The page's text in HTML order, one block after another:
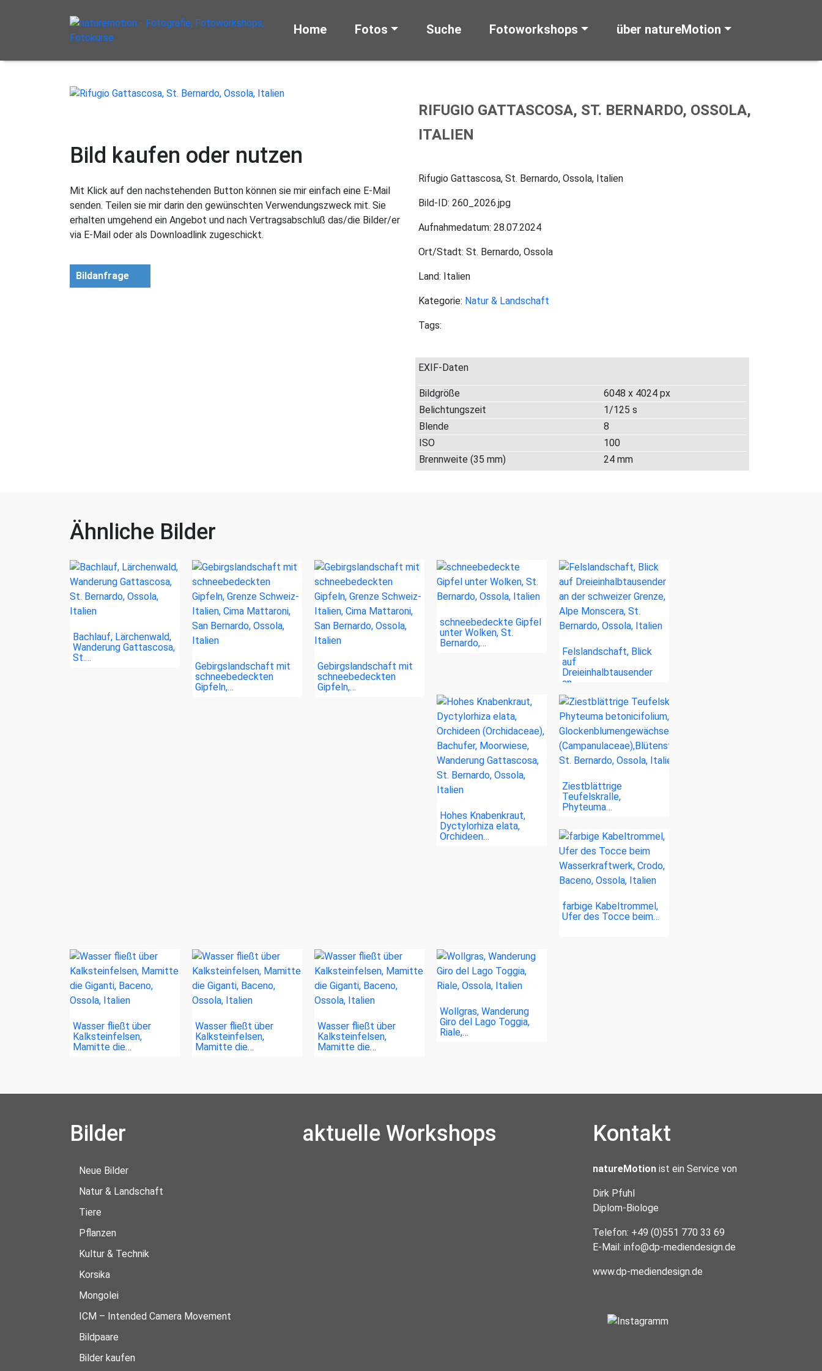
Home Fotos Suche Fotoworkshops über natureMotion
Bild kaufen oder nutzen
Mit Klick auf den nachstehenden Button können sie mir einfach eine E-Mail
senden. Teilen sie mir darin den gewünschten Verwendungszweck mit. Sie
erhalten umgehend ein Angebot und nach Vertragsabschluß das/die Bilder/er
via E-Mail oder als Downloadlink zugeschickt.
Bildanfrage
RIFUGIO GATTASCOSA, ST. BERNARDO, OSSOLA,
ITALIEN
Rifugio Gattascosa, St. Bernardo, Ossola, Italien
Bild-ID: 260_2026.jpg
Aufnahmedatum: 28.07.2024
Ort/Stadt: St. Bernardo, Ossola
Land: Italien
Kategorie: Natur & Landschaft
Tags:
EXIF-Daten
Bildgröße
6048 x 4024 px
Belichtungszeit
1/125 s
Blende
8
ISO
100
Brennweite (35 mm)
24 mm
Ähnliche Bilder
Bachlauf, Lärchenwald,
Wanderung Gattascosa,
St.…
Gebirgslandschaft mit
schneebedeckten
Gipfeln,…
Gebirgslandschaft mit
schneebedeckten
Gipfeln,…
schneebedeckte Gipfel
unter Wolken, St.
Bernardo,…
Felslandschaft, Blick
auf
Dreieinhalbtausender
an…
Hohes Knabenkraut,
Dyctylorhiza elata,
Orchideen…
Ziestblättrige
Teufelskralle,
Phyteuma…
farbige Kabeltrommel,
Ufer des Tocce beim…
Wasser fließt über
Kalksteinfelsen,
Mamitte die…
Wasser fließt über
Kalksteinfelsen,
Mamitte die…
Wasser fließt über
Kalksteinfelsen,
Mamitte die…
Wollgras, Wanderung
Giro del Lago Toggia,
Riale,…
Bilder
Neue Bilder
Natur & Landschaft
Tiere
Pflanzen
Kultur & Technik
Korsika
Mongolei
ICM – Intended Camera Movement
Bildpaare
Bilder kaufen
aktuelle Workshops Kontakt
natureMotion ist ein Service von
Dirk Pfuhl
Diplom-Biologe
Telefon: +49 (0)551 770 33 69
E-Mail: info@dp-mediendesign.de
www.dp-mediendesign.de